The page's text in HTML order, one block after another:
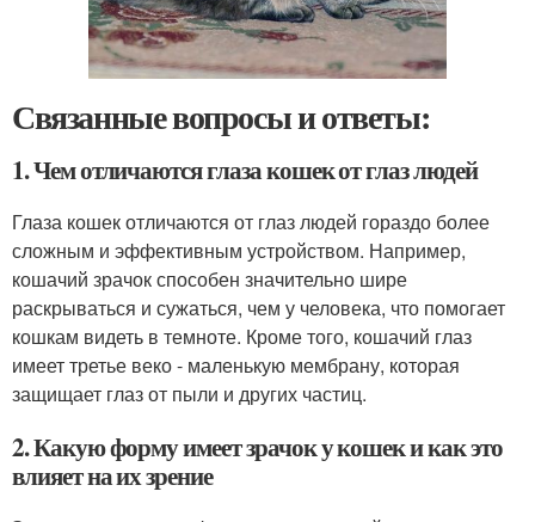
Связанные вопросы и ответы:
1. Чем отличаются глаза кошек от глаз людей
Глаза кошек отличаются от глаз людей гораздо более
сложным и эффективным устройством. Например,
кошачий зрачок способен значительно шире
раскрываться и сужаться, чем у человека, что помогает
кошкам видеть в темноте. Кроме того, кошачий глаз
имеет третье веко - маленькую мембрану, которая
защищает глаз от пыли и других частиц.
2. Какую форму имеет зрачок у кошек и как это
влияет на их зрение